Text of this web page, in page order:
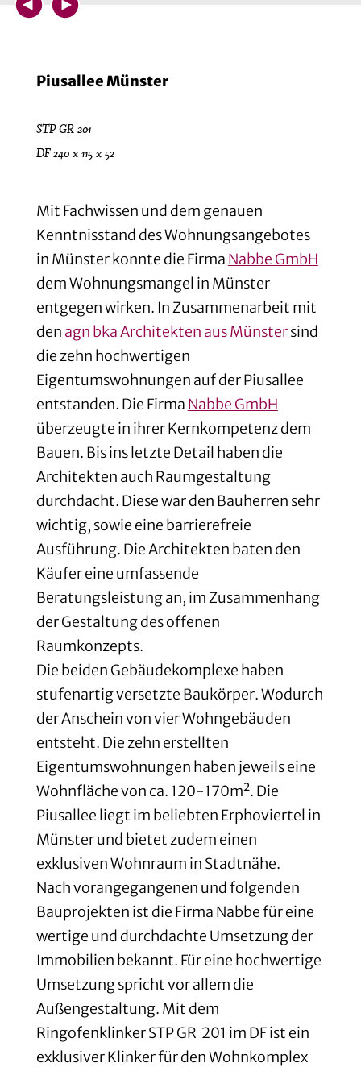
Piusallee Münster
STP GR 201
DF 240 x 115 x 52
Mit Fachwissen und dem genauen
Kenntnisstand des Wohnungsangebotes
in Münster konnte die Firma Nabbe GmbH
dem Wohnungsmangel in Münster
entgegen wirken. In Zusammenarbeit mit
den agn bka Architekten aus Münstersind
die zehn hochwertigen
Eigentumswohnungen auf der Piusallee
entstanden. Die Firma Nabbe GmbH
überzeugte in ihrer Kernkompetenz dem
Bauen. Bis ins letzte Detail haben die
Architekten auch Raumgestaltung
durchdacht. Diese war den Bauherren sehr
wichtig, sowie eine barrierefreie
Ausführung. Die Architekten baten den
Käufer eine umfassende
Beratungsleistung an, im Zusammenhang
der Gestaltung des offenen
Raumkonzepts.
Die beiden Gebäudekomplexe haben
stufenartig versetzte Baukörper. Wodurch
der Anschein von vier Wohngebäuden
entsteht. Die zehn erstellten
Eigentumswohnungen haben jeweils eine
Wohnfläche von ca. 120-170m². Die
Piusallee liegt im beliebten Erphoviertel in
Münster und bietet zudem einen
exklusiven Wohnraum in Stadtnähe.
Nach vorangegangenen und folgenden
Bauprojekten ist die Firma Nabbe für eine
wertige und durchdachte Umsetzung der
Immobilien bekannt. Für eine hochwertige
Umsetzung spricht vor allem die
Außengestaltung. Mit dem
Ringofenklinker STP GR 201 im DF ist ein
exklusiver Klinker für den Wohnkomplex